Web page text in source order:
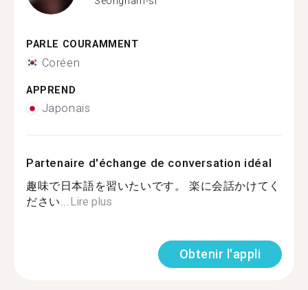
PARLE COURAMMENT
Coréen
APPREND
Japonais
Partenaire d'échange de conversation idéal
趣味で日本語を習いたいです。 楽に会話かけてく
ださい...Lire plus
Obtenir l'appli